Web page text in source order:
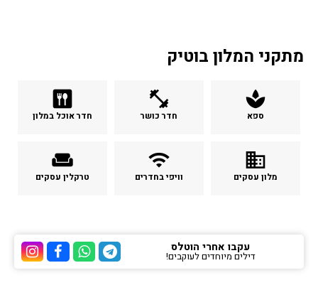
מתקני המלון בוטיק
spa
ספא
fitness_center
חדר כושר
dining
חדר אוכל במלון
business
מלון עסקים
wifi
וויפי בחדרים
weekend
טרקלין עסקים
ערוץ ערוץ
ערוץ הוואטסאפ
ערוץ הטלגרם של הוטלס
עקבו אחרי הוטלס
דילים מיוחדים לעוקבים!